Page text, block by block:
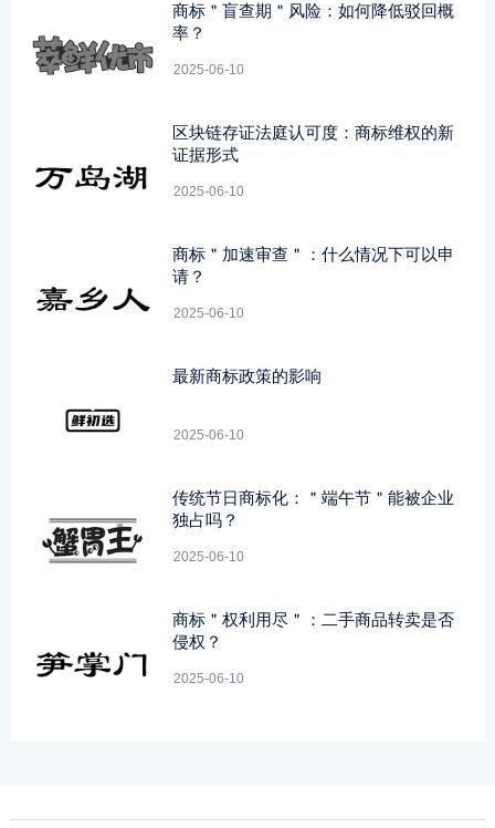
商标＂盲查期＂风险：如何降低驳回概
率？
2025-06-10
区块链存证法庭认可度：商标维权的新
证据形式
2025-06-10
商标＂加速审查＂：什么情况下可以申
请？
2025-06-10
最新商标政策的影响
2025-06-10
传统节日商标化：＂端午节＂能被企业
独占吗？
2025-06-10
商标＂权利用尽＂：二手商品转卖是否
侵权？
2025-06-10